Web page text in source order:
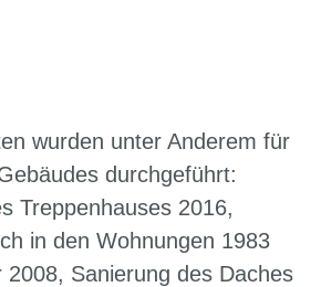
wurden unter Anderem für
durchgeführt:
Treppenhauses 2016,
in den Wohnungen 1983
2008, Sanierung des Daches